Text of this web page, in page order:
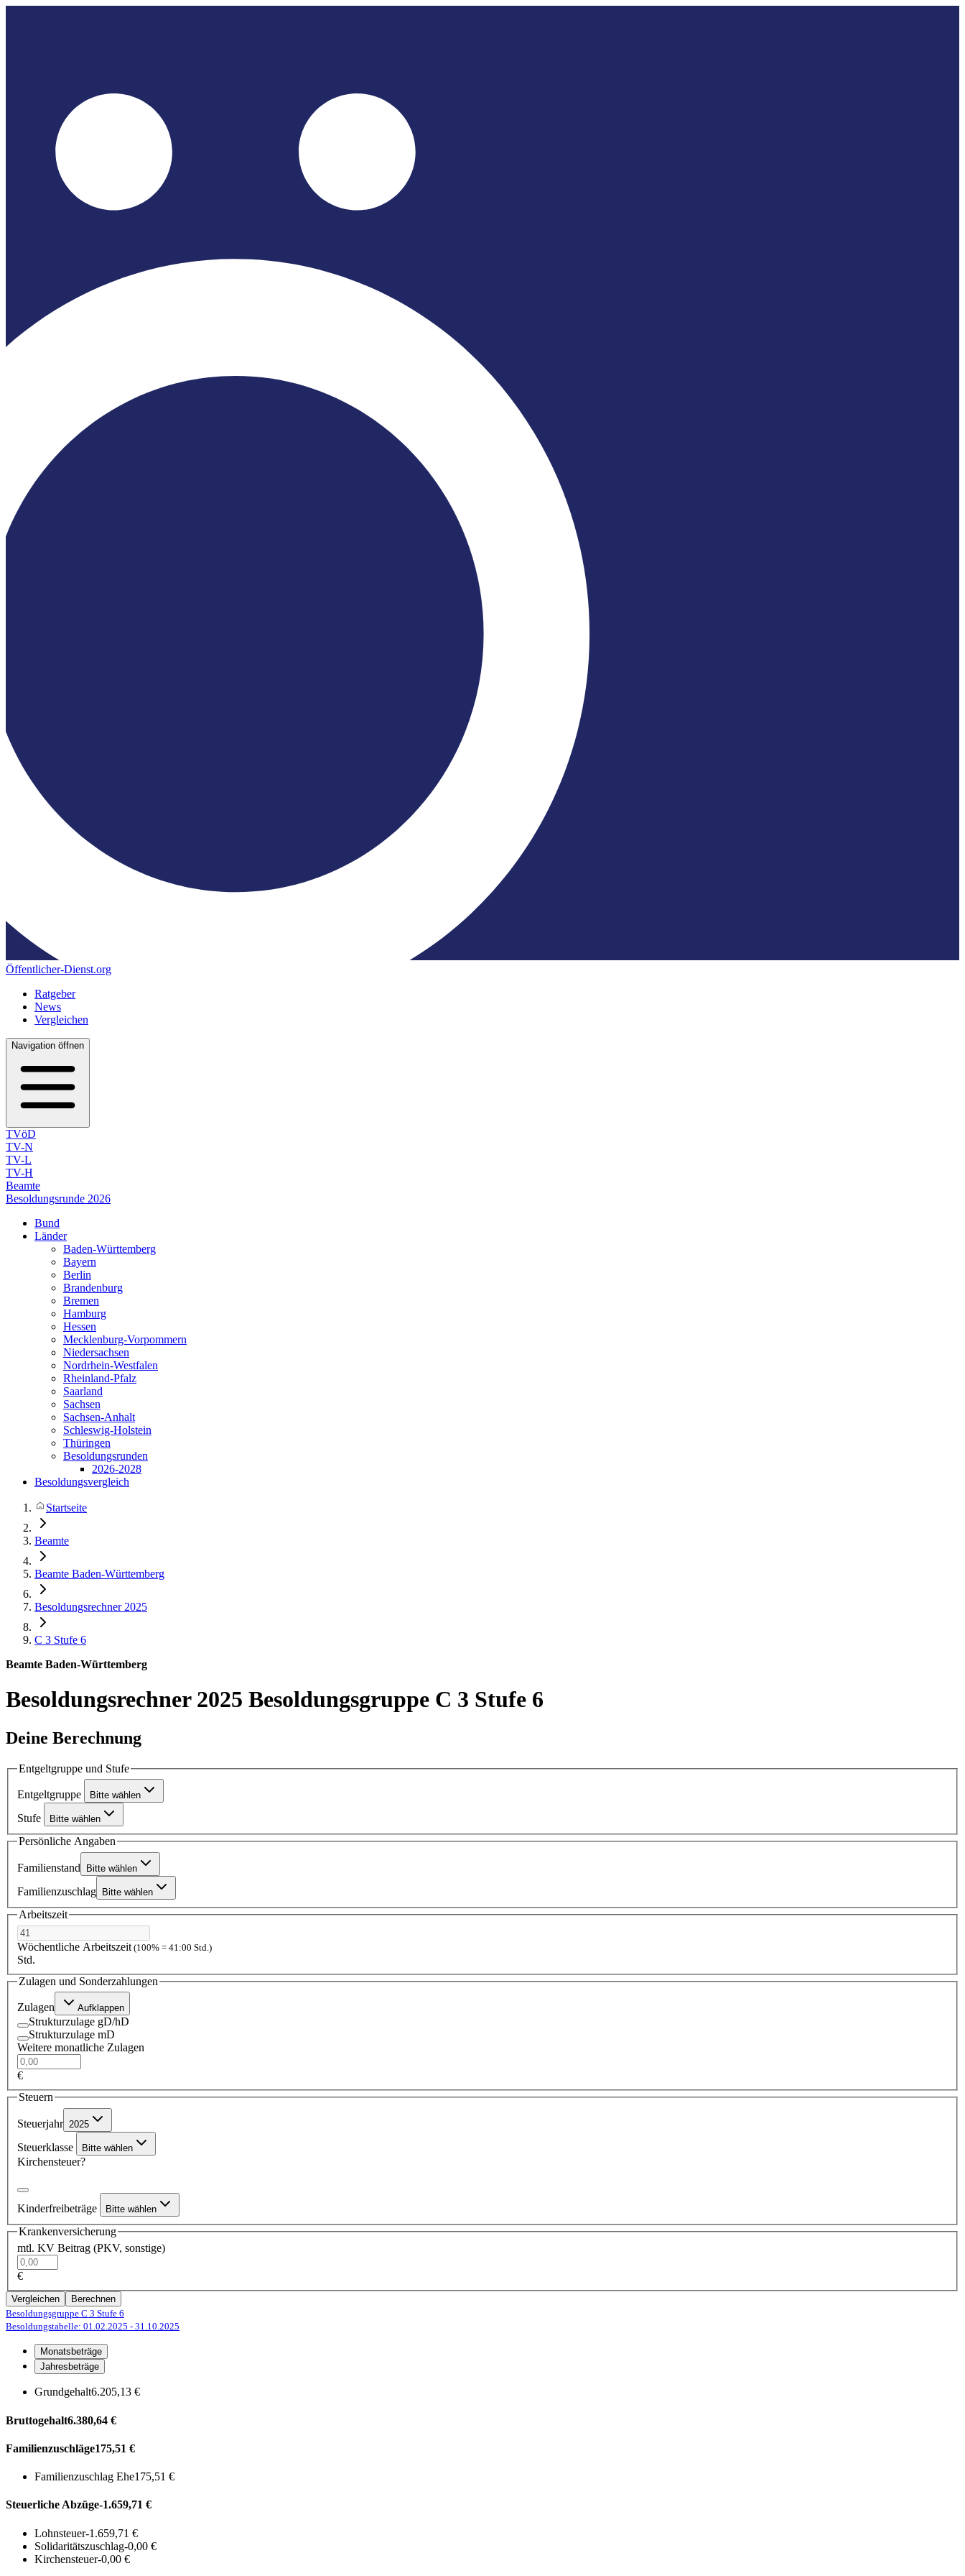
Öffentlicher-Dienst.org
Ratgeber
News
Vergleichen
Navigation öffnen
TVöD
TV-N
TV-L
TV-H
Beamte
Besoldungsrunde 2026
Bund
Länder
Baden-Württemberg
Bayern
Berlin
Brandenburg
Bremen
Hamburg
Hessen
Mecklenburg-Vorpommern
Niedersachsen
Nordrhein-Westfalen
Rheinland-Pfalz
Saarland
Sachsen
Sachsen-Anhalt
Schleswig-Holstein
Thüringen
Besoldungsrunden
2026-2028
Besoldungsvergleich
Startseite
Beamte
Beamte Baden-Württemberg
Besoldungsrechner 2025
C 3 Stufe 6
Beamte Baden-Württemberg
Besoldungsrechner 2025 Besoldungsgruppe C 3 Stufe 6
Deine Berechnung
Entgeltgruppe und Stufe
Entgeltgruppe Bitte wählen
Stufe Bitte wählen
Persönliche Angaben
Familienstand Bitte wählen
Familienzuschlag Bitte wählen
Arbeitszeit
Wöchentliche Arbeitszeit (100% = 41:00 Std.)
Std.
Zulagen und Sonderzahlungen
Zulagen Aufklappen
Strukturzulage gD/hD
Strukturzulage mD
Weitere monatliche Zulagen
€
Steuern
Steuerjahr 2025
Steuerklasse Bitte wählen
Kirchensteuer?
Kinderfreibeträge Bitte wählen
Krankenversicherung
mtl. KV Beitrag (PKV, sonstige)
€
Vergleichen
Berechnen
Besoldungsgruppe C 3 Stufe 6
Besoldungstabelle: 01.02.2025 - 31.10.2025
Monatsbeträge
Jahresbeträge
Grundgehalt6.205,13 €
Bruttogehalt6.380,64 €
Familienzuschläge175,51 €
Familienzuschlag Ehe175,51 €
Steuerliche Abzüge-1.659,71 €
Lohnsteuer-1.659,71 €
Solidaritätszuschlag-0,00 €
Kirchensteuer-0,00 €